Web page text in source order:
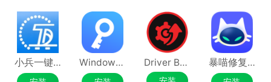
小兵一键重装系统 Windows正版激活 Driver Booster 暴喵修复匠